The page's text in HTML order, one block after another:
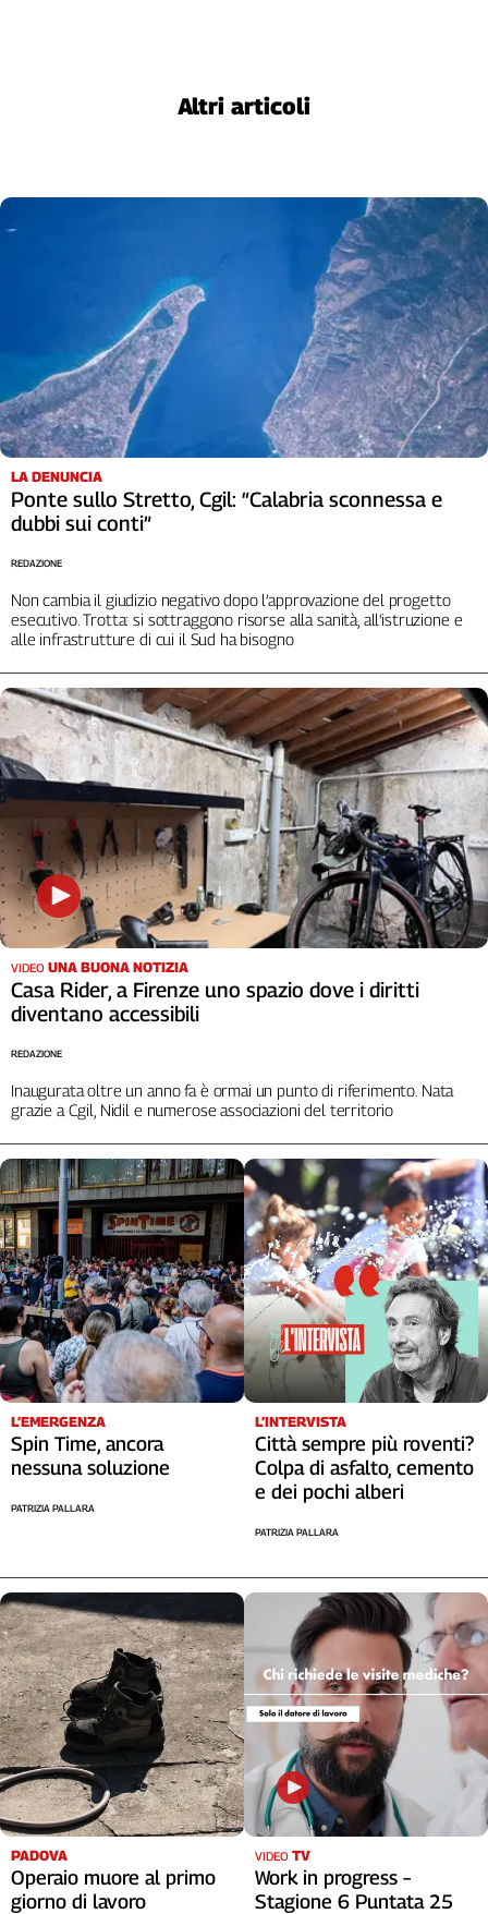
Archivio
Storico
1955-
2014
Cerca
La
redazione
Newsletter
Social
Altri articoli
LA DENUNCIA
Ponte sullo Stretto, Cgil: “Calabria sconnessa e
dubbi sui conti”
Non cambia il giudizio negativo dopo l’approvazione del progetto
esecutivo. Trotta: si sottraggono risorse alla sanità, all'istruzione e
alle infrastrutture di cui il Sud ha bisogno
REDAZIONE
VIDEO UNA BUONA NOTIZIA
Casa Rider, a Firenze uno spazio dove i diritti
diventano accessibili
Inaugurata oltre un anno fa è ormai un punto di riferimento. Nata
grazie a Cgil, Nidil e numerose associazioni del territorio
REDAZIONE
L’EMERGENZA
Spin Time, ancora
nessuna soluzione
PATRIZIA PALLARA
L’INTERVISTA
Città sempre più roventi?
Colpa di asfalto, cemento
e dei pochi alberi
PATRIZIA PALLARA
PADOVA
Operaio muore al primo
giorno di lavoro
VIDEO TV
Work in progress –
Stagione 6 Puntata 25